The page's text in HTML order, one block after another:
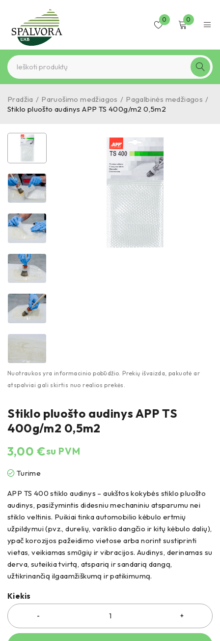
0 0
Pradžia / Paruošimo medžiagos / Pagalbinės medžiagos /
Stiklo pluošto audinys APP TS 400g/m2 0,5m2
Stiklo pluošto audinys APP TS
400g/m2 0,5m2
3,00 €su PVM
Turime
APP TS 400 stiklo audinys – aukštos kokybės stiklo pluošto
audinys, pasižymintis didesniu mechaniniu atsparumu nei
stiklo veltinis. Puikiai tinka automobilio kėbulo ertmių
užpildymui (pvz., durelių, variklio dangčio ir kitų kėbulo dalių),
ypač korozijos pažeidimo vietose arba norint sustiprinti
vietas, veikiamas smūgių ir vibracijos. Audinys, derinamas su
derva, suteikia tvirtą, atsparią ir sandarią dangą,
užtikrinančią ilgaamžiškumą ir patikimumą.
Kiekis